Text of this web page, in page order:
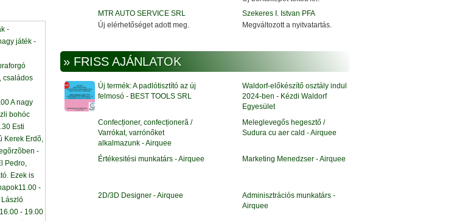
MTR AUTO SERVICE SRL
Új elérhetőséget adott meg.
Szekeres I. Istvan PFA
Megváltozott a nyitvatartás.
» FRISS AJÁNLATOK
Új termék: A padlótisztító az új
felmosó - BEST TOOLS SRL
Waldorf-előkészítő osztály indul
2024-ben - Kézdi Waldorf
Egyesület
Confecționer, confecționeră /
Varrókat, varrónőket
alkalmazunk - Airquee
Meleglevegős hegesztő /
Sudura cu aer cald - Airquee
Értékesitési munkatárs - Airquee Marketing Menedzser - Airquee
2D/3D Designer - Airquee
Adminisztrációs munkatárs -
Airquee